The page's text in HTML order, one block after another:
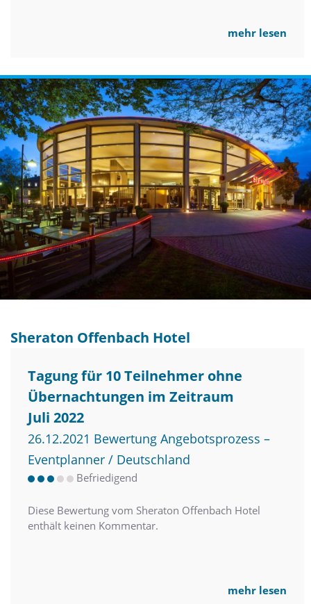
mehr lesen
Sheraton Offenbach Hotel
Tagung für 10 Teilnehmer ohne
Übernachtungen im Zeitraum
Juli 2022
26.12.2021 Bewertung Angebotsprozess –
Eventplanner / Deutschland
Befriedigend
Diese Bewertung vom Sheraton Offenbach Hotel
enthält keinen Kommentar.
mehr lesen